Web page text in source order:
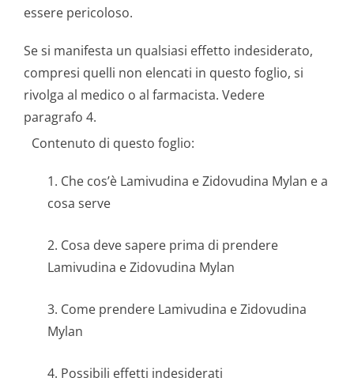
essere pericoloso.
Se si manifesta un qualsiasi effetto indesiderato,
compresi quelli non elencati in questo foglio, si
rivolga al medico o al farmacista. Vedere
paragrafo 4.
Contenuto di questo foglio:
1. Che cos’è Lamivudina e Zidovudina Mylan e a
cosa serve
2. Cosa deve sapere prima di prendere
Lamivudina e Zidovudina Mylan
3. Come prendere Lamivudina e Zidovudina
Mylan
4. Possibili effetti indesiderati